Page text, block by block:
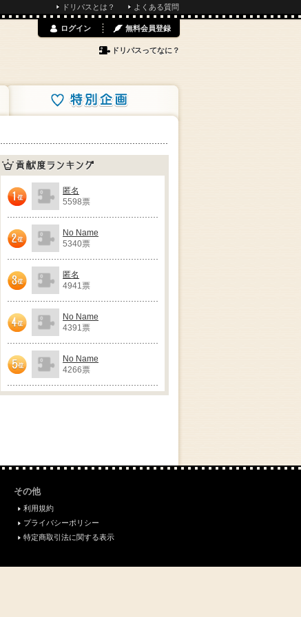
ドリパスとは？ よくある質問
特別企画
ログイン 無料会員登録
ドリパスってなに？
貢献度ランキング
1位
匿名
5598票
2位
No Name
5340票
3位
匿名
4941票
4位
No Name
4391票
5位
No Name
4266票
その他
利用規約
プライバシーポリシー
特定商取引法に関する表示